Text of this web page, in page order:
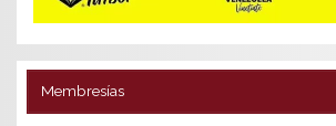
Membresías